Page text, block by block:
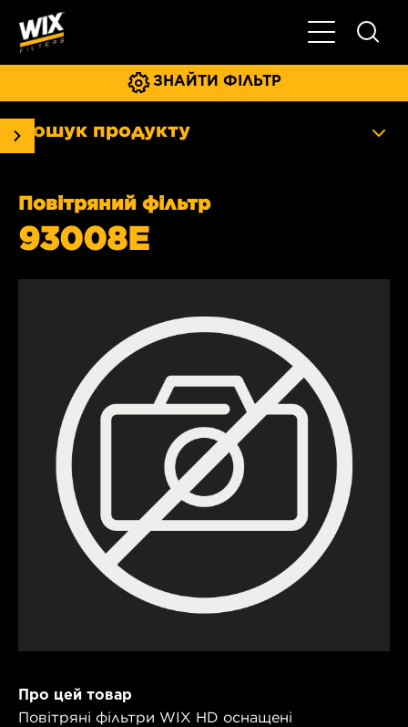
Увімкнути/
ЗНАЙТИ ФІЛЬТР
Пошук продукту
Повітряний фільтр
93008E
Про цей товар
Повітряні фільтри WIX HD оснащені